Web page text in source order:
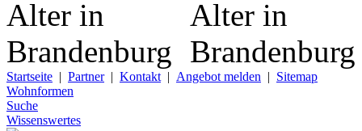
Startseite | Partner| Kontakt | Angebot melden | Sitemap
Wohnformen
Suche
Wissenswertes